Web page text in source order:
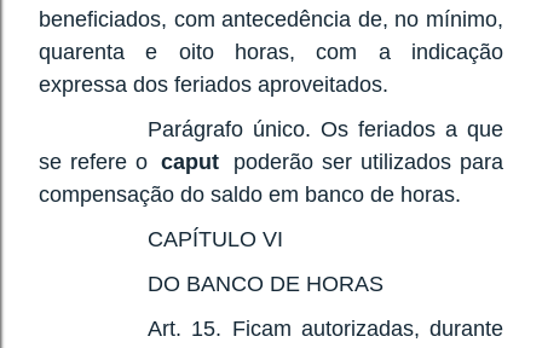
beneficiados, com antecedência de, no mínimo,
quarenta e oito horas, com a indicação
expressa dos feriados aproveitados.
Parágrafo único. Os feriados a que
se refere o caput
poderão ser utilizados para
compensação do saldo em banco de horas.
CAPÍTULO VI
DO BANCO DE HORAS
Art. 15. Ficam autorizadas, durante